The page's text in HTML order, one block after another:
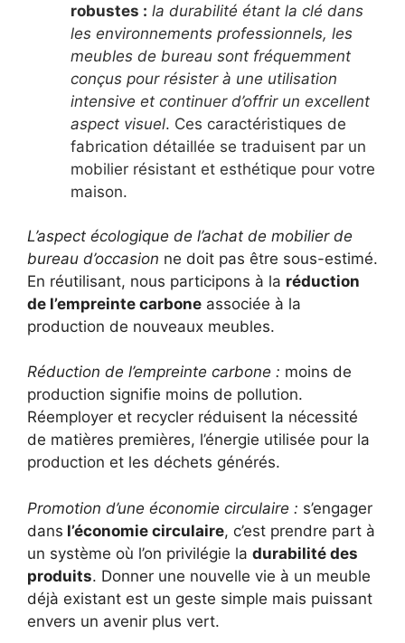
robustes : la durabilité étant la clé dans
les environnements professionnels, les
meubles de bureau sont fréquemment
conçus pour résister à une utilisation
intensive et continuer d’offrir un excellent
aspect visuel. Ces caractéristiques de
fabrication détaillée se traduisent par un
mobilier résistant et esthétique pour votre
maison.
L’aspect écologique de l’achat de mobilier de
bureau d’occasion ne doit pas être sous-estimé.
En réutilisant, nous participons à la réduction
de l’empreinte carbone associée à la
production de nouveaux meubles.
Réduction de l’empreinte carbone : moins de
production signifie moins de pollution.
Réemployer et recycler réduisent la nécessité
de matières premières, l’énergie utilisée pour la
production et les déchets générés.
Promotion d’une économie circulaire : s’engager
dans l’économie circulaire, c’est prendre part à
un système où l’on privilégie la durabilité des
produits. Donner une nouvelle vie à un meuble
déjà existant est un geste simple mais puissant
envers un avenir plus vert.